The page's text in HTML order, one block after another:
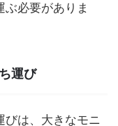
必要がありま
運び
びは、大きなモニ